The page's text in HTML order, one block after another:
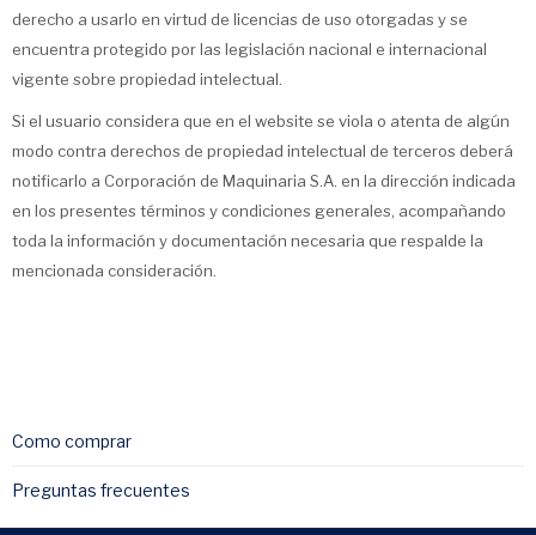
derecho a usarlo en virtud de licencias de uso otorgadas y se
encuentra protegido por las legislación nacional e internacional
vigente sobre propiedad intelectual.
Si el usuario considera que en el website se viola o atenta de algún
modo contra derechos de propiedad intelectual de terceros deberá
notificarlo a Corporación de Maquinaria S.A. en la dirección indicada
en los presentes términos y condiciones generales, acompañando
toda la información y documentación necesaria que respalde la
mencionada consideración.
Como comprar
Preguntas frecuentes